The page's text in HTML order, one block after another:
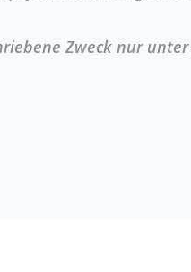
Zweck nur